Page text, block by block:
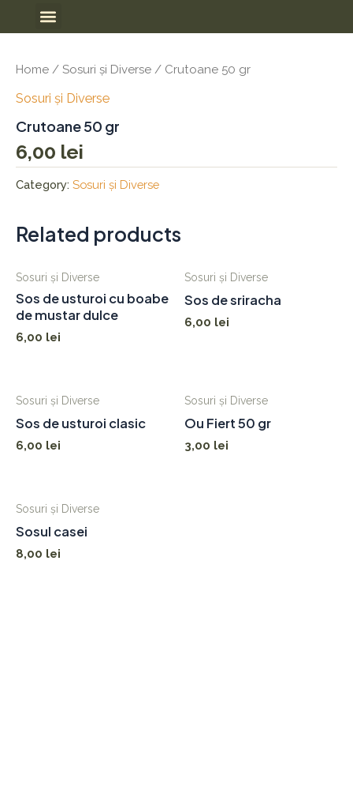
to
Meniu
Home / Sosuri și Diverse / Crutoane 50 gr
Sosuri și Diverse
Crutoane 50 gr
6,00 lei
Category: Sosuri și Diverse
Related products
Sosuri și Diverse
Sos de usturoi cu boabe
de mustar dulce
6,00 lei
Sosuri și Diverse
Sos de sriracha
6,00 lei
Sosuri și Diverse
Sos de usturoi clasic
6,00 lei
Sosuri și Diverse
Ou Fiert 50 gr
3,00 lei
Sosuri și Diverse
Sosul casei
8,00 lei